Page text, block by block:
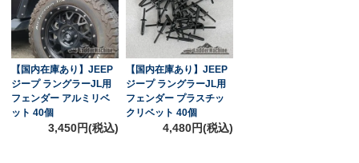
【国内在庫あり】JEEP
ジープ ラングラーJL用
フェンダー アルミリベ
ット 40個
3,450円(税込)
【国内在庫あり】JEEP
ジープ ラングラーJL用
フェンダー プラスチッ
クリベット 40個
4,480円(税込)